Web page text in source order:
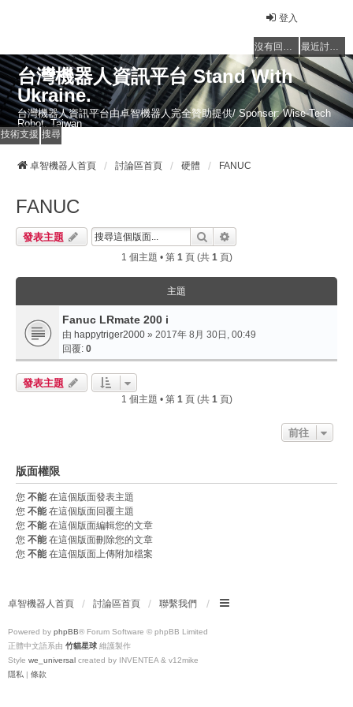
登入
沒有回覆的主題 最近討論的主題
台灣機器人資訊平台 Stand With
Ukraine.
台灣機器人資訊平台由卓智機器人完全贊助提供/ Sponser: Wise-Tech
Robot, Taiwan
技術支援 搜尋
卓智機器人首頁 討論區首頁 硬體 FANUC
FANUC
發表主題 搜尋
1 個主題 • 第 1頁 (共 1頁)
主題
Fanuc LRmate 200 i
由 happytriger2000 » 2017年 8月 30日, 00:49
回覆: 0
發表主題
1 個主題 • 第 1頁 (共 1頁)
前往
版面權限
您 不能在這個版面發表主題
您 不能在這個版面回覆主題
您 不能在這個版面編輯您的文章
您 不能在這個版面刪除您的文章
您 不能在這個版面上傳附加檔案
卓智機器人首頁 討論區首頁 聯繫我們
Powered by phpBB® Forum Software © phpBB Limited
正體中文語系由 竹貓星球 維護製作
Style we_universal created by INVENTEA & v12mike
隱私 | 條款